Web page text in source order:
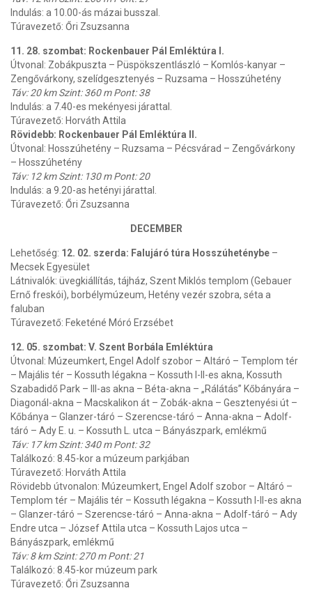
Indulás: a 10.00-ás mázai busszal.
Túravezető: Őri Zsuzsanna
11. 28. szombat: Rockenbauer Pál Emléktúra I.
Útvonal: Zobákpuszta – Püspökszentlászló – Komlós-kanyar –
Zengővárkony, szelídgesztenyés – Ruzsama – Hosszúhetény
Táv: 20 km Szint: 360 m Pont: 38
Indulás: a 7.40-es mekényesi járattal.
Túravezető: Horváth Attila
Rövidebb: Rockenbauer Pál Emléktúra II.
Útvonal: Hosszúhetény – Ruzsama – Pécsvárad – Zengővárkony
– Hosszúhetény
Táv: 12 km Szint: 130 m Pont: 20
Indulás: a 9.20-as hetényi járattal.
Túravezető: Őri Zsuzsanna
DECEMBER
Lehetőség: 12. 02. szerda: Falujáró túra Hosszúheténybe –
Mecsek Egyesület
Látnivalók: üvegkiállítás, tájház, Szent Miklós templom (Gebauer
Ernő freskói), borbélymúzeum, Hetény vezér szobra, séta a
faluban
Túravezető: Feketéné Móró Erzsébet
12. 05. szombat: V. Szent Borbála Emléktúra
Útvonal: Múzeumkert, Engel Adolf szobor – Altáró – Templom tér
– Majális tér – Kossuth légakna – Kossuth I-II-es akna, Kossuth
Szabadidő Park – III-as akna – Béta-akna – „Rálátás” Kőbányára –
Diagonál-akna – Macskalikon át – Zobák-akna – Gesztenyési út –
Kőbánya – Glanzer-táró – Szerencse-táró – Anna-akna – Adolf-
táró – Ady E. u. – Kossuth L. utca – Bányászpark, emlékmű
Táv: 17 km Szint: 340 m Pont: 32
Találkozó: 8.45-kor a múzeum parkjában
Túravezető: Horváth Attila
Rövidebb útvonalon: Múzeumkert, Engel Adolf szobor – Altáró –
Templom tér – Majális tér – Kossuth légakna – Kossuth I-II-es akna
– Glanzer-táró – Szerencse-táró – Anna-akna – Adolf-táró – Ady
Endre utca – József Attila utca – Kossuth Lajos utca –
Bányászpark, emlékmű
Táv: 8 km Szint: 270 m Pont: 21
Találkozó: 8.45-kor múzeum park
Túravezető: Őri Zsuzsanna